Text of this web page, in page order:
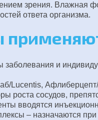
зрения. Влажная
ответа организма.
и
Lucentis,
сосудов,
вводятся
– назначаются